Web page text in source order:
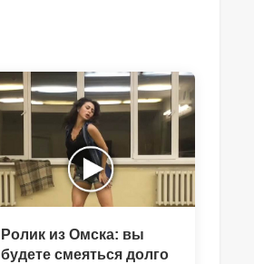
Ролик из Омска: вы
будете смеяться долго